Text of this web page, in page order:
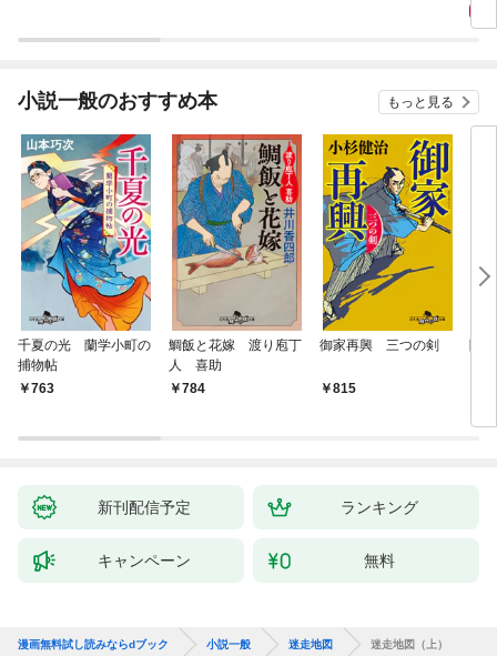
小説一般のおすすめ本 もっと見る
千夏の光 蘭学小町の
捕物帖
763
鯛飯と花嫁 渡り庖丁
人 喜助
784
御家再興 三つの剣
815
新刊配信予定 ランキング
キャンペーン 無料
漫画無料試し読みならdブック 小説一般 迷走地図 迷走地図（上）